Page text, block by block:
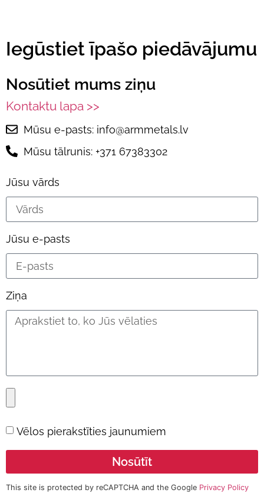
Iegūstiet īpašo piedāvājumu
Nosūtiet mums ziņu
Kontaktu lapa >>
Mūsu e-pasts: info@armmetals.lv
Mūsu tālrunis: +371 67383302
Jūsu vārds
Jūsu e-pasts
Ziņa
Vēlos pierakstīties jaunumiem
Nosūtīt
This site is protected by reCAPTCHA and the Google Privacy Policy